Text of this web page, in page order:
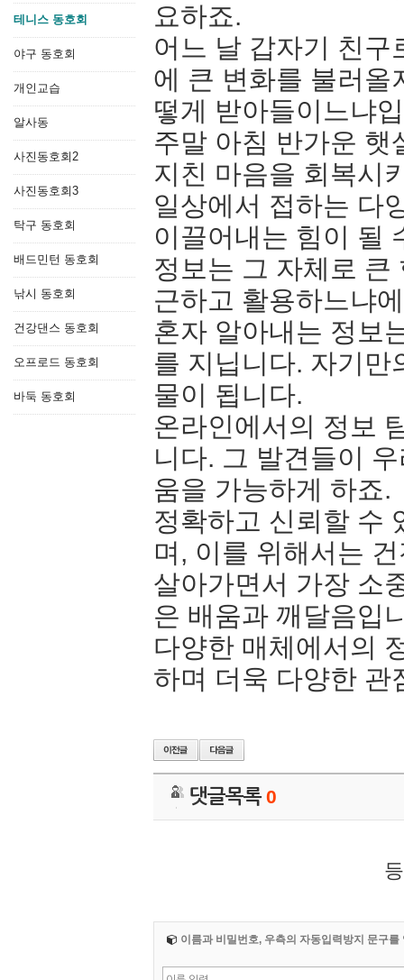
테니스 동호회
야구 동호회
개인교습
알사동
사진동호회2
사진동호회3
탁구 동호회
배드민턴 동호회
낚시 동호회
건강댄스 동호회
오프로드 동호회
바둑 동호회
요하죠.
어느 날 갑자기 친구
에 큰 변화를 불러올
떻게 받아들이느냐
주말 아침 반가운 햇
지친 마음을 회복시
일상에서 접하는 다
이끌어내는 힘이 될
정보는 그 자체로 큰
근하고 활용하느냐
혼자 알아내는 정보
를 지닙니다. 자기만
물이 됩니다.
온라인에서의 정보
니다. 그 발견들이
움을 가능하게 하죠.
정확하고 신뢰할 수
며, 이를 위해서는
살아가면서 가장 소
은 배움과 깨달음입
다양한 매체에서의
하며 더욱 다양한 관
댓글목록0
이름과 비밀번호, 우측의 자동입력방지 문구를